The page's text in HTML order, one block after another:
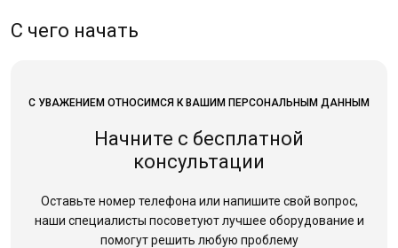
С чего начать
С УВАЖЕНИЕМ ОТНОСИМСЯ К ВАШИМ ПЕРСОНАЛЬНЫМ ДАННЫМ
Начните с бесплатной
консультации
Оставьте номер телефона или напишите свой вопрос,
наши специалисты посоветуют лучшее оборудование и
помогут решить любую проблему